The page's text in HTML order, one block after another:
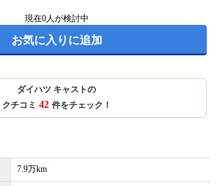
現在0人が検討中
お気に入りに追加
ダイハツ キャストの
クチコミ 42 件をチェック！
7.9万km